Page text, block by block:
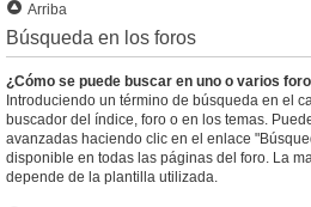
Arriba
Búsqueda en los foros
¿Cómo se puede buscar en uno o varios
Introduciendo un término de búsqueda en el
buscador del índice, foro o en los temas.
avanzadas haciendo clic en el enlace
disponible en todas las páginas del foro. La
depende de la plantilla utilizada.